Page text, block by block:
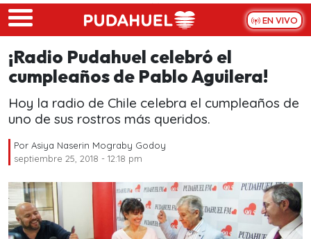
Skip to main content
EN VIVO
¡Radio Pudahuel celebró el
cumpleaños de Pablo Aguilera!
Hoy la radio de Chile celebra el cumpleaños de
uno de sus rostros más queridos.
Por Asiya Naserin Mograby Godoy
septiembre 25, 2018 - 12:18 pm